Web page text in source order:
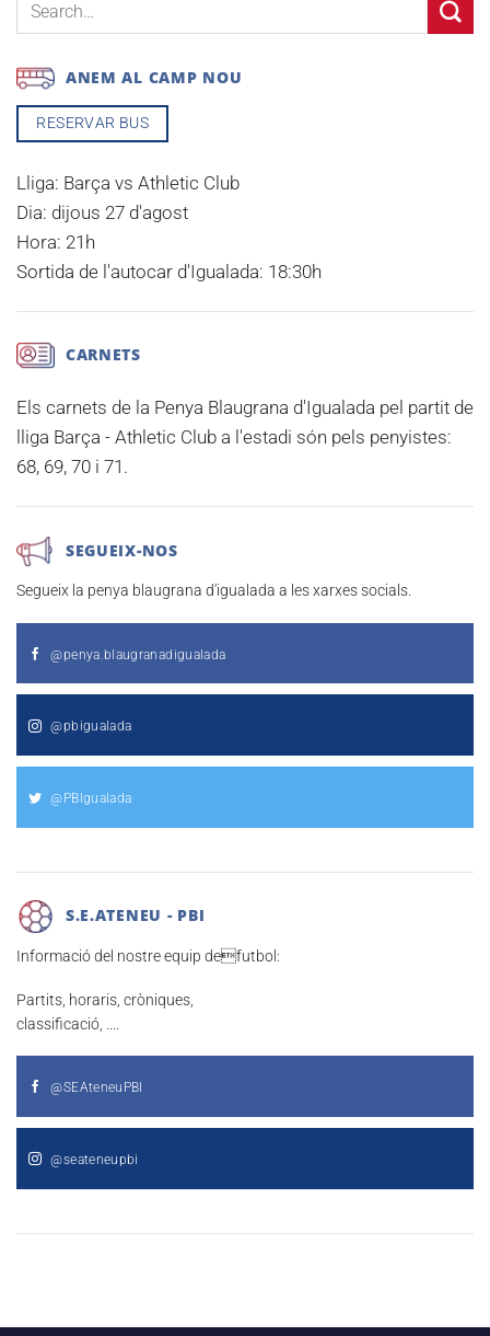
ANEM AL CAMP NOU
RESERVAR BUS
Lliga: Barça vs Athletic Club
Dia: dijous 27 d'agost
Hora: 21h
Sortida de l'autocar d'Igualada: 18:30h
CARNETS
Els carnets de la Penya Blaugrana d'Igualada pel partit de
lliga Barça - Athletic Club a l'estadi són pels penyistes:
68, 69, 70 i 71.
SEGUEIX-NOS
Segueix la penya blaugrana d'igualada a les xarxes socials.
@penya.blaugranadigualada
@pbigualada
@PBIgualada
S.E.ATENEU - PBI
Informació del nostre equip defutbol:
Partits, horaris, cròniques,
classificació, ....
@SEAteneuPBI
@seateneupbi